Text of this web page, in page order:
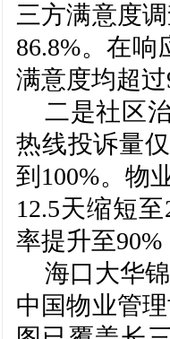
三方满意度
86.8%。在
满意度均超过
二是社区
热线投诉量
到100%。物
12.5天缩短
率提升至
海口大华
中国物业管